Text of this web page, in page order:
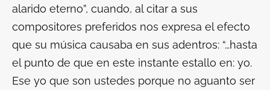
alarido eterno”, cuando, al citar a sus
compositores preferidos nos expresa el efecto
que su música causaba en sus adentros: “…hasta
el punto de que en este instante estallo en: yo.
Ese yo que son ustedes porque no aguanto ser